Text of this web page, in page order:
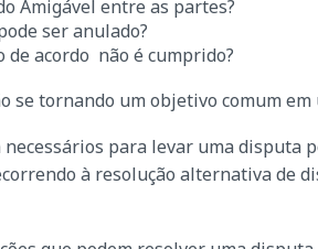
Amigável entre as partes?
ser anulado?
de acordo não é cumprido?
se tornando um objetivo comum
para levar uma disputa
à resolução alternativa de